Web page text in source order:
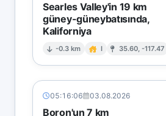
Searles Valley'in 19 km
güney-güneybatısında,
Kaliforniya
-0.3 km I 35.60, -117.47
05:16:06 03.08.2026
Boron'un 7 km